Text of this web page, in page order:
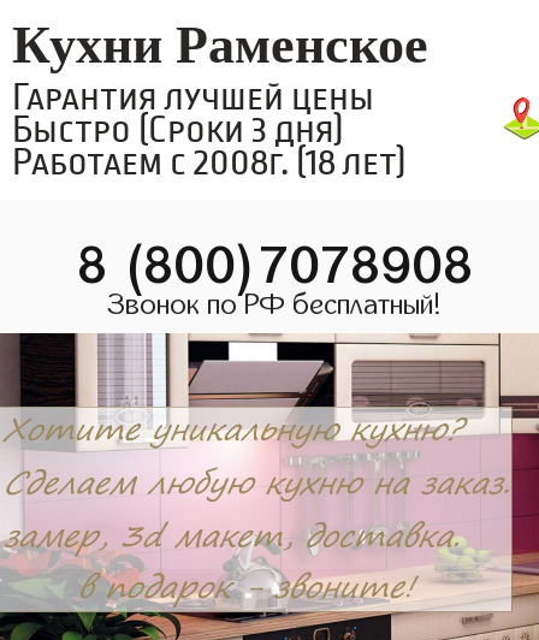
Кухни Раменское
Гарантия лучшей цены
Быстро (Сроки 3 дня)
Работаем с 2008г. (18 лет)
8 (800)7078908
Звонок по РФ бесплатный!